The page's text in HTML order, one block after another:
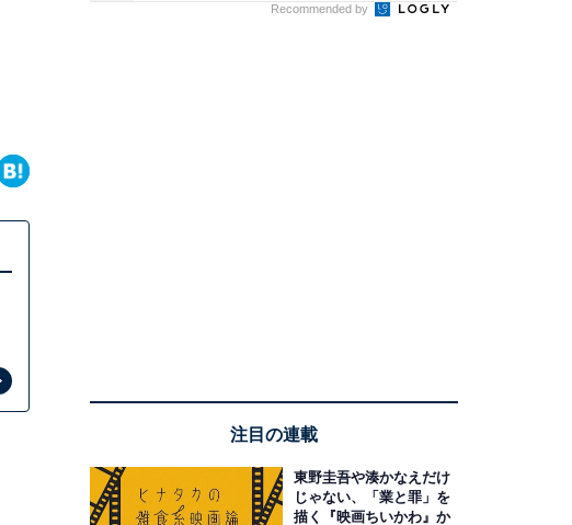
Recommended by
注目の連載
東野圭吾や湊かなえだけ
じゃない、「業と罪」を
描く『映画ちいかわ』か